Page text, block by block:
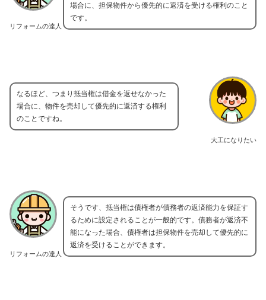
リフォームの達人
場合に、担保物件から優先的に返済を受ける権利のこと
です。
大工になりたい
なるほど、つまり抵当権は借金を返せなかった
場合に、物件を売却して優先的に返済する権利
のことですね。
リフォームの達人
そうです、抵当権は債権者が債務者の返済能力を保証す
るために設定されることが一般的です。債務者が返済不
能になった場合、債権者は担保物件を売却して優先的に
返済を受けることができます。